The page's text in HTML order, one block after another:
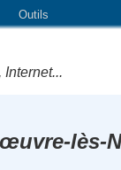
Outils
lès-